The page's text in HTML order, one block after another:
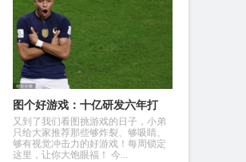
图个好游戏：十亿研发六年打
磨，《王者荣耀世界》首日破亿
热度，是真香还是翻车？
又到了我们看图挑游戏的日子，小弟
只给大家推荐那些够炸裂、够吸睛、
够有视觉冲击力的好游戏！每周锁定
这里，让你大饱眼福！ 今...